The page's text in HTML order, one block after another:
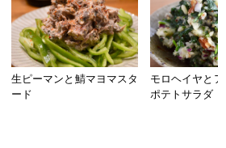
生ピーマンと鯖マヨマスタ
ード
モロヘイヤと
ポテトサラダ